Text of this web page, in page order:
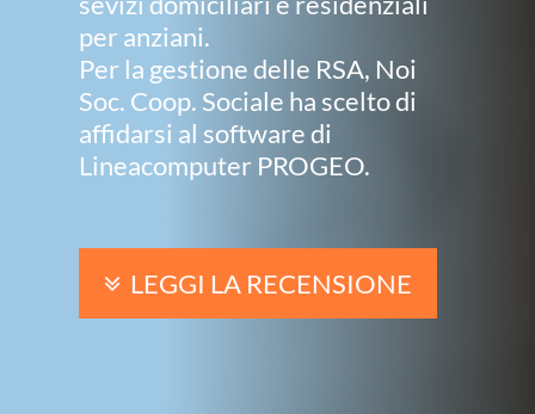
per anziani.
Per la gestione delle RSA, Noi
Soc. Coop. Sociale ha scelto di
affidarsi al software di
Lineacomputer PROGEO.
LEGGI LA RECENSIONE